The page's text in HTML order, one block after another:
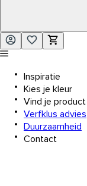
Inspiratie
Kies je kleur
Vind je product
Verfklus advies
Duurzaamheid
Contact